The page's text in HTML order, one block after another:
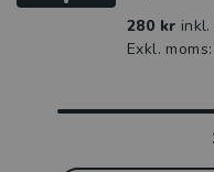
280 kr inkl.
Exkl.